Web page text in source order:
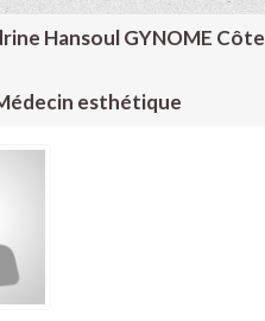
Hansoul GYNOME Côte
esthétique